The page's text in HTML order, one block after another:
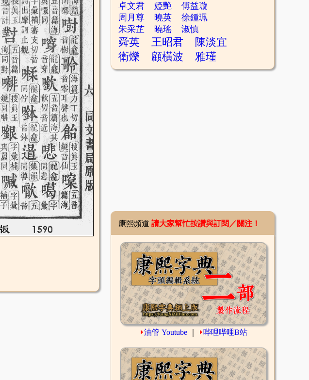
卓文君 婭艷
傅益璇
周月尊
曉英
徐鍾珮
朱采芷
曉瑤 淑慎
舜英 王昭君
陳淡宜
衛爍
顧橫波 雅瑾
康熙頻道 請大家幫忙按讚與訂閱／關注！
⏵油管 Youtube ⏵哔哩哔哩B站